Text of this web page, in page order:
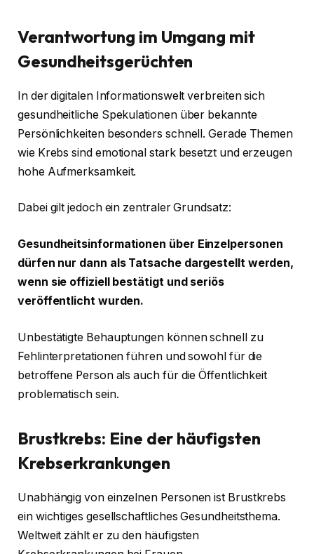
Verantwortung im Umgang mit
Gesundheitsgerüchten
In der digitalen Informationswelt verbreiten sich
gesundheitliche Spekulationen über bekannte
Persönlichkeiten besonders schnell. Gerade Themen
wie Krebs sind emotional stark besetzt und erzeugen
hohe Aufmerksamkeit.
Dabei gilt jedoch ein zentraler Grundsatz:
Gesundheitsinformationen über Einzelpersonen
dürfen nur dann als Tatsache dargestellt werden,
wenn sie offiziell bestätigt und seriös
veröffentlicht wurden.
Unbestätigte Behauptungen können schnell zu
Fehlinterpretationen führen und sowohl für die
betroffene Person als auch für die Öffentlichkeit
problematisch sein.
Brustkrebs: Eine der häufigsten
Krebserkrankungen
Unabhängig von einzelnen Personen ist Brustkrebs
ein wichtiges gesellschaftliches Gesundheitsthema.
Weltweit zählt er zu den häufigsten